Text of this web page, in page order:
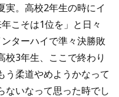
実。高校2年生の時にイ
こそは1位を」と日々
ターハイで準々決勝敗
校3年生、ここで終わり
う柔道やめようかなって
ないなって思った時でし